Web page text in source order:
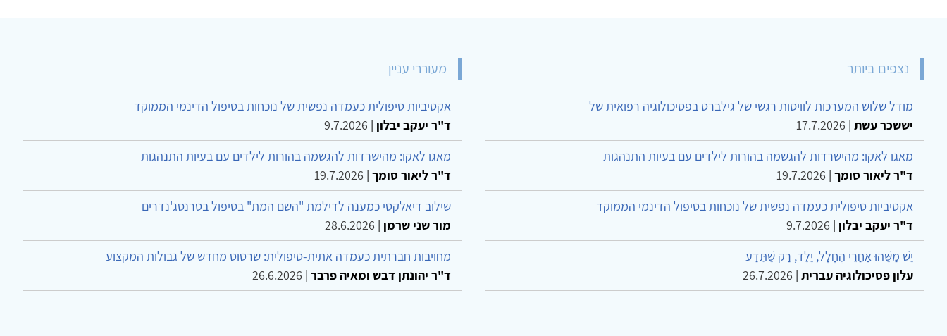
נצפים ביותר
מודל שלוש המערכות לוויסות רגשי של גילברט בפסיכולוגיה רפואית של
יששכר עשת |
17.7.2026
מאגו לאקו: מהישרדות להגשמה בהורות לילדים עם בעיות התנהגות
ד"ר ליאור סומך |
19.7.2026
אקטיביות טיפולית כעמדה נפשית של נוכחות בטיפול הדינמי הממוקד
ד"ר יעקב יבלון |
9.7.2026
יֵשׁ מַשֶּׁהוּ אַחֲרֵי הֶחָלָל, יֶלֶד, רַק שֶׁתֵּדַע
עלון פסיכולוגיה עברית |
26.7.2026
מעוררי עניין
אקטיביות טיפולית כעמדה נפשית של נוכחות בטיפול הדינמי הממוקד
ד"ר יעקב יבלון |
9.7.2026
מאגו לאקו: מהישרדות להגשמה בהורות לילדים עם בעיות התנהגות
ד"ר ליאור סומך |
19.7.2026
שילוב דיאלקטי כמענה לדילמת "השם המת" בטיפול בטרנסג'נדרים
מור שני שרמן |
28.6.2026
מחויבות חברתית כעמדה אתית-טיפולית: שרטוט מחדש של גבולות המקצוע
ד"ר יהונתן דבש ומאיה פרבר |
26.6.2026